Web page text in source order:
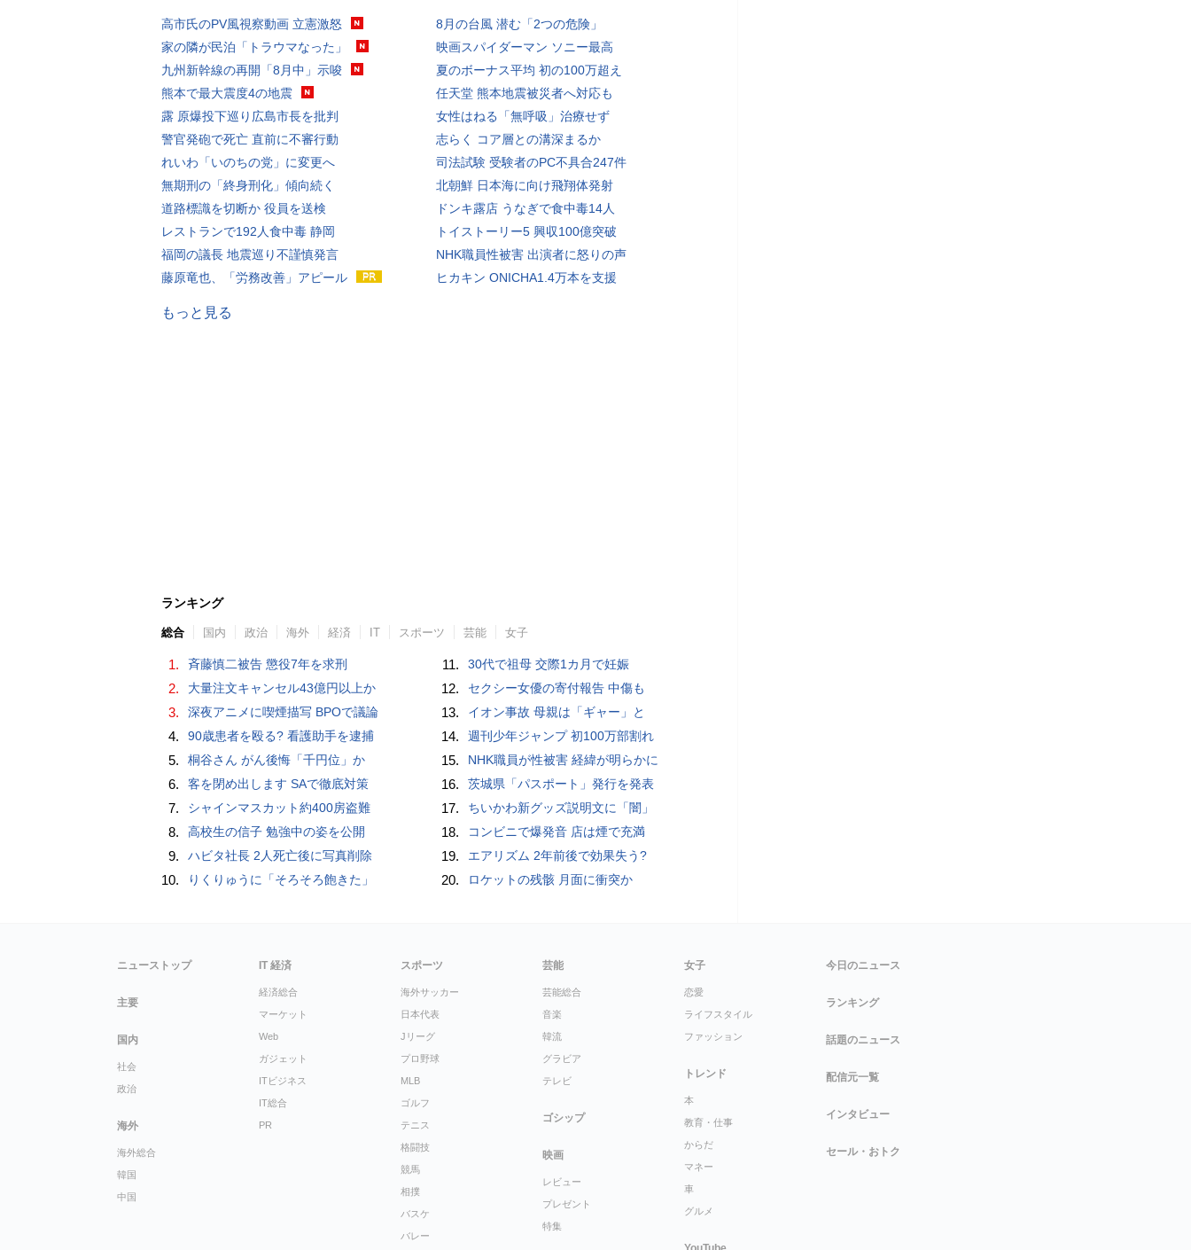
高市氏のPV風視察動画 立憲激怒
家の隣が民泊「トラウマなった」
九州新幹線の再開「8月中」示唆
熊本で最大震度4の地震
露 原爆投下巡り広島市長を批判
警官発砲で死亡 直前に不審行動
れいわ「いのちの党」に変更へ
無期刑の「終身刑化」傾向続く
道路標識を切断か 役員を送検
レストランで192人食中毒 静岡
福岡の議長 地震巡り不謹慎発言
藤原竜也、「労務改善」アピール
8月の台風 潜む「2つの危険」
映画スパイダーマン ソニー最高
夏のボーナス平均 初の100万超え
任天堂 熊本地震被災者へ対応も
女性はねる「無呼吸」治療せず
志らく コア層との溝深まるか
司法試験 受験者のPC不具合247件
北朝鮮 日本海に向け飛翔体発射
ドンキ露店 うなぎで食中毒14人
トイストーリー5 興収100億突破
NHK職員性被害 出演者に怒りの声
ヒカキン ONICHA1.4万本を支援
もっと見る
ランキング
総合 国内 政治 海外 経済 IT スポーツ 芸能 女子
1. 斉藤慎二被告 懲役7年を求刑
2. 大量注文キャンセル43億円以上か
3. 深夜アニメに喫煙描写 BPOで議論
4. 90歳患者を殴る? 看護助手を逮捕
5. 桐谷さん がん後悔「千円位」か
6. 客を閉め出します SAで徹底対策
7. シャインマスカット約400房盗難
8. 高校生の信子 勉強中の姿を公開
9. ハビタ社長 2人死亡後に写真削除
10. りくりゅうに「そろそろ飽きた」
11. 30代で祖母 交際1カ月で妊娠
12. セクシー女優の寄付報告 中傷も
13. イオン事故 母親は「ギャー」と
14. 週刊少年ジャンプ 初100万部割れ
15. NHK職員が性被害 経緯が明らかに
16. 茨城県「パスポート」発行を発表
17. ちいかわ新グッズ説明文に「闇」
18. コンビニで爆発音 店は煙で充満
19. エアリズム 2年前後で効果失う?
20. ロケットの残骸 月面に衝突か
ニューストップ
主要
国内
社会
政治
海外
海外総合
韓国
中国
IT 経済
経済総合
マーケット
Web
ガジェット
ITビジネス
IT総合
PR
スポーツ
海外サッカー
日本代表
Jリーグ
プロ野球
MLB
ゴルフ
テニス
格闘技
競馬
相撲
バスケ
バレー
芸能
芸能総合
音楽
韓流
グラビア
テレビ
ゴシップ
映画
レビュー
プレゼント
特集
女子
恋愛
ライフスタイル
ファッション
トレンド
本
教育・仕事
からだ
マネー
車
グルメ
今日のニュース
ランキング
話題のニュース
配信元一覧
インタビュー
セール・おトク